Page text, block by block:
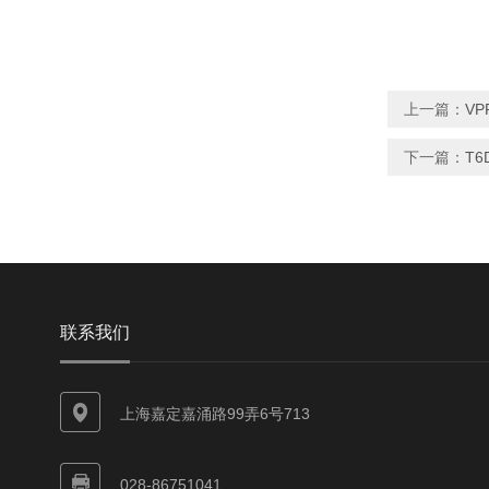
上一篇：
下一篇：
联系我们
上海嘉定嘉涌路99弄6号713
028-86751041